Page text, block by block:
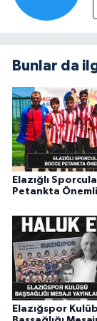
Bunlar da
Elazığlı
Petankta Önemli
Elazığspor